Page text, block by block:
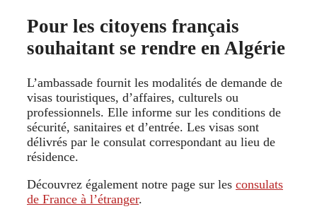
Pour les citoyens français
souhaitant se rendre en Algérie
L’ambassade fournit les modalités de demande de
visas touristiques, d’affaires, culturels ou
professionnels. Elle informe sur les conditions de
sécurité, sanitaires et d’entrée. Les visas sont
délivrés par le consulat correspondant au lieu de
résidence.
Découvrez également notre page sur les consulats
de France à l’étranger.